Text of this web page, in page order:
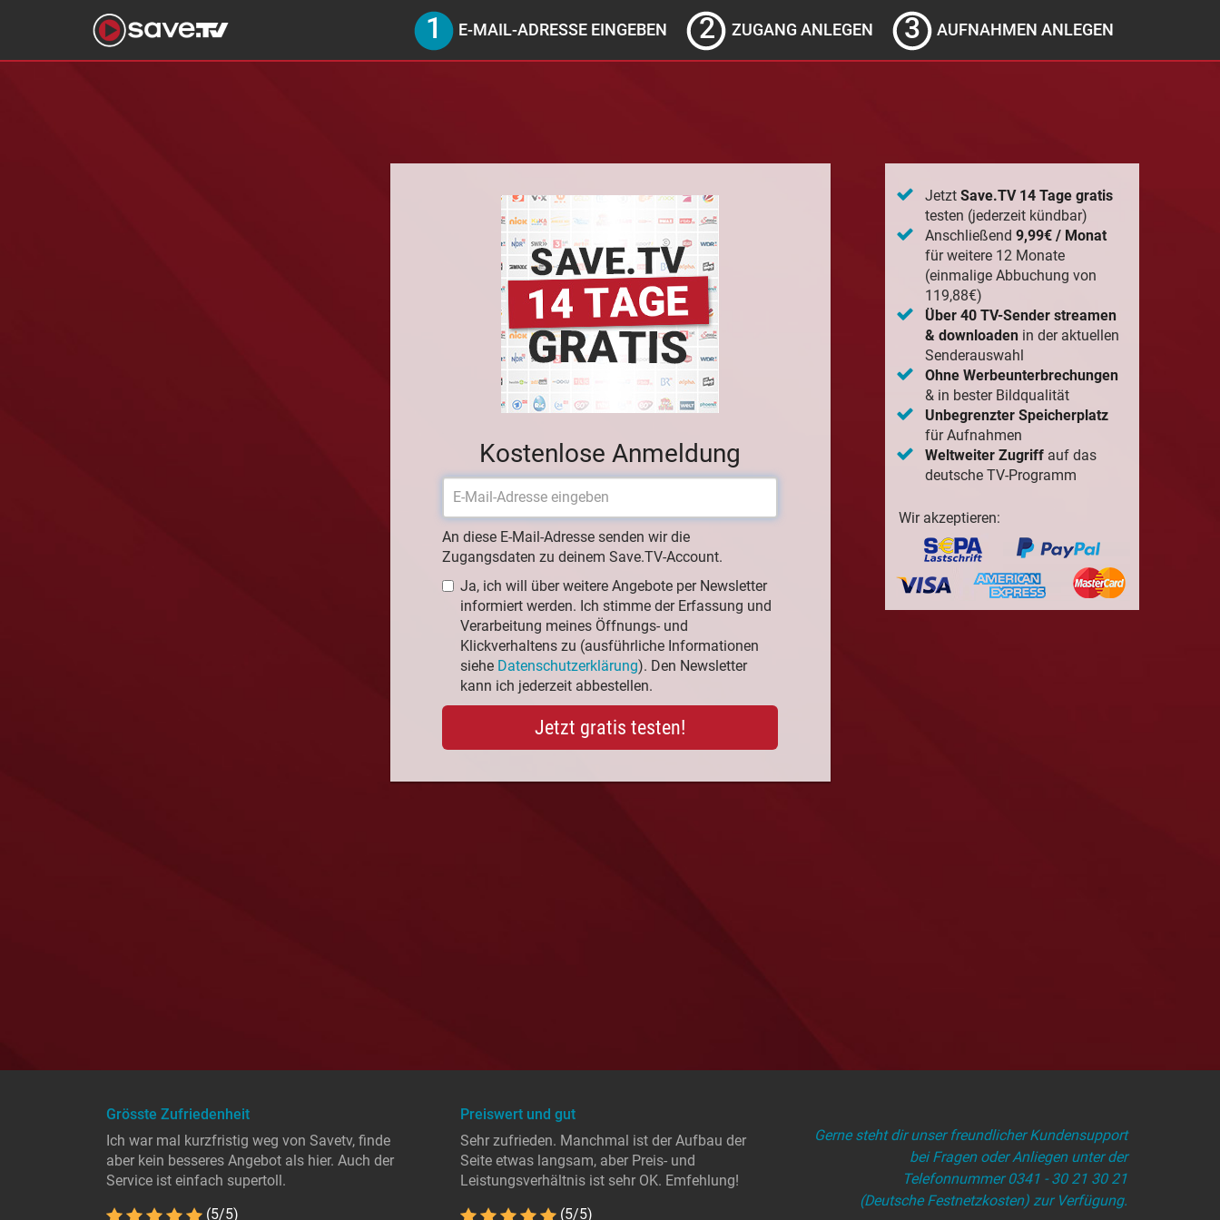
E-MAIL-ADRESSE EINGEBEN ZUGANG ANLEGEN AUFNAHMEN ANLEGEN
Kostenlose Anmeldung
An diese E-Mail-Adresse senden wir die
Zugangsdaten zu deinem Save.TV-Account.
Ja, ich will über weitere Angebote per Newsletter
informiert werden. Ich stimme der Erfassung und
Verarbeitung meines Öffnungs- und
Klickverhaltens zu (ausführliche Informationen
siehe Datenschutzerklärung). Den Newsletter
kann ich jederzeit abbestellen.
Jetzt gratis testen!
Jetzt Save.TV 14 Tage gratis
testen (jederzeit kündbar)
Anschließend 9,99€ / Monat
für weitere 12 Monate
(einmalige Abbuchung von
119,88€)
Über 40 TV-Sender streamen
& downloadenin der aktuellen
Senderauswahl
Ohne Werbeunterbrechungen
& in bester Bildqualität
Unbegrenzter Speicherplatz
für Aufnahmen
Weltweiter Zugriffauf das
deutsche TV-Programm
Wir akzeptieren:
Grösste Zufriedenheit
Ich war mal kurzfristig weg von Savetv, finde
aber kein besseres Angebot als hier. Auch der
Service ist einfach supertoll.
(5/5)
Preiswert und gut
Sehr zufrieden. Manchmal ist der Aufbau der
Seite etwas langsam, aber Preis- und
Leistungsverhältnis ist sehr OK. Emfehlung!
(5/5)
Gerne steht dir unser freundlicher Kundensupport
bei Fragen oder Anliegen unter der
Telefonnummer 0341 - 30 21 30 21
(Deutsche Festnetzkosten) zur Verfügung.